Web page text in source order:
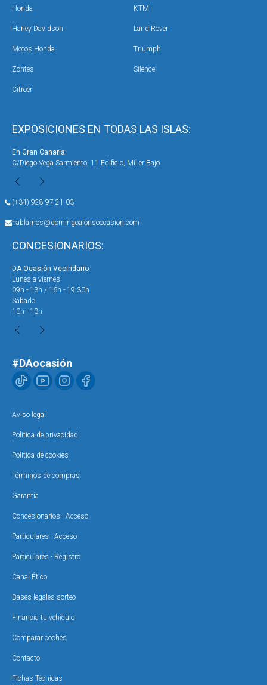
EXPOSICIONES EN TODAS LAS ISLAS:
En Gran Canaria:
C/Diego Vega Sarmiento, 11 Edificio, Miller Bajo
(+34) 928 97 21 03
hablamos@domingoalonsoocasion.com
CONCESIONARIOS:
DA Ocasión Vecindario
Lunes a viernes
09h - 13h / 16h - 19:30h
Sábado
10h - 13h
Honda KTM
Harley Davidson Land Rover
Motos Honda Triumph
Zontes Silence
Citroën
#DAocasión
Aviso legal
Política de privacidad
Política de cookies
Términos de compras
Garantía
Concesionarios - Acceso
Particulares - Acceso
Particulares - Registro
Canal Ético
Bases legales sorteo
Financia tu vehículo
Comparar coches
Contacto
Fichas Técnicas